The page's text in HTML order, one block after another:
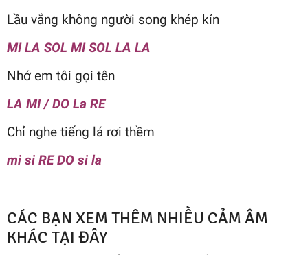
Lầu vắng không người song khép kín
MI LA SOL MI SOL LA LA
Nhớ em tôi gọi tên
LA MI / DO La RE
Chỉ nghe tiếng lá rơi thềm
mi si RE DO si la
CÁC BẠN XEM THÊM NHIỀU CẢM ÂM
KHÁC TẠI ĐÂY